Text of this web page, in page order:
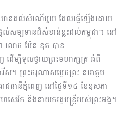
ឈានដល់សំណើមួយ ដែលធ្វើឡើងដោយ
ល់សម្បទានដ៏សំខាន់ខ្លះដល់កម្ពុជា។ នៅ
លោក ប៉ែន នុត បាន
ើម្បីទូលថ្វាយព្រះមហាក្សត្រ អំពី
ព្រះករុណាសម្ដេចព្រះ នរោត្តម
ជធានីភ្នំពេញ នៅថ្ងៃទី១៤ ខែឧសភា
វិក និងនាយករដ្ឋមន្ត្រីរបស់ព្រះអង្គ។